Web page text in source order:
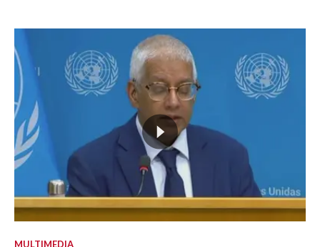
MULTIMEDIA